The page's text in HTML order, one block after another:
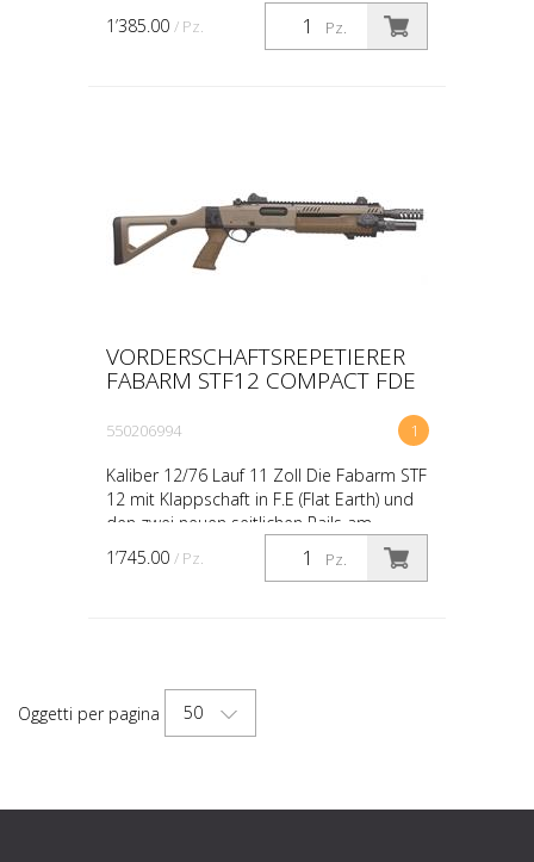
Pz.
1’385.00 / Pz.
VORDERSCHAFTSREPETIERER
FABARM STF12 COMPACT FDE
1
550206994
Kaliber 12/76 Lauf 11 Zoll Die Fabarm STF
12 mit Klappschaft in F.E (Flat Earth) und
den zwei neuen seitlichen Rails am
Vorderschschaft. Die Waffe wurde
ursprünglich von ...
Pz.
1’745.00 / Pz.
Oggetti per pagina 50